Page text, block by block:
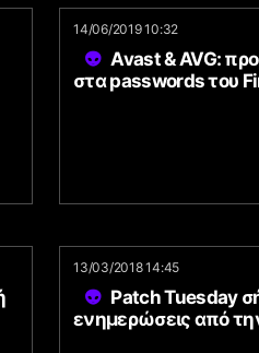
14/06/2019 10:32
Avast & AVG:
στα passwords του
13/03/2018 14:45
Patch Tuesday
ενημερώσεις από